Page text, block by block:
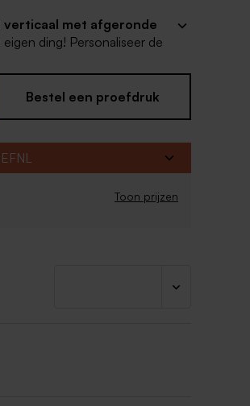
verticaal met afgeronde
eigen ding! Personaliseer de
cm)
of koperfolie
Bestel een proefdruk
Toon prijzen